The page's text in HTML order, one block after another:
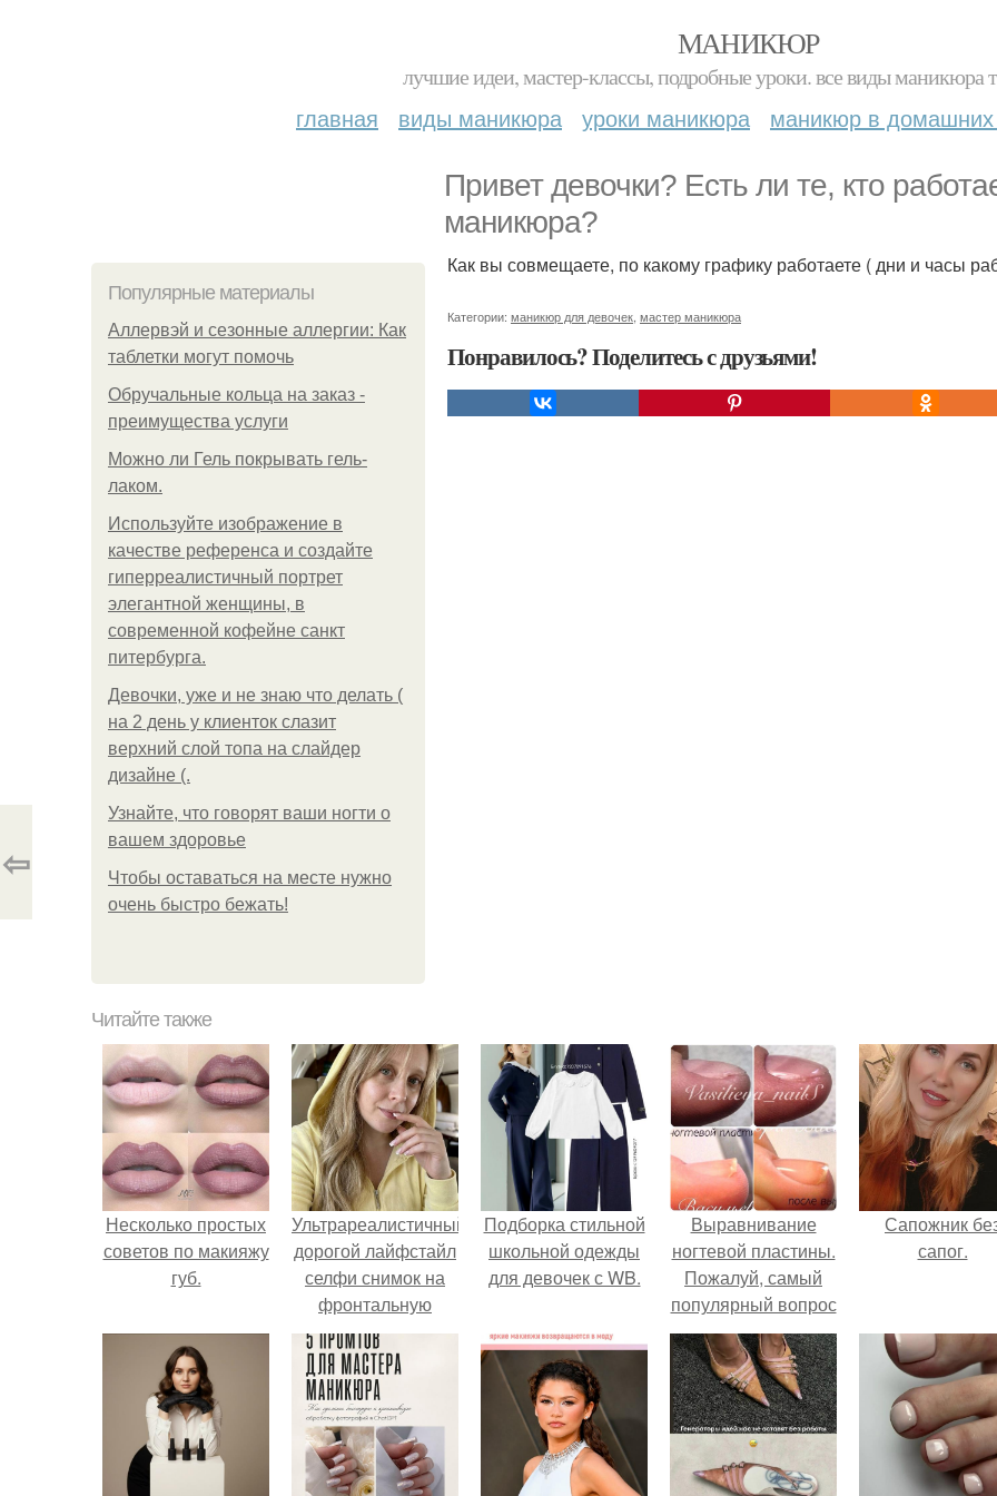
МАНИКЮР
лучшие идеи, мастер-классы, подробные уроки. все виды маникюра
главная виды маникюра уроки маникюра маникюр в домашних
Привет девочки? Есть ли те, кто
маникюра?
Популярные материалы
Аллервэй и сезонные аллергии: Как
таблетки могут помочь
Обручальные кольца на заказ -
преимущества услуги
Можно ли Гель покрывать гель-
лаком.
Используйте изображение в
качестве референса и создайте
гиперреалистичный портрет
элегантной женщины, в
современной кофейне санкт
питербурга.
Девочки, уже и не знаю что делать (
на 2 день у клиенток слазит
верхний слой топа на слайдер
дизайне (.
Узнайте, что говорят ваши ногти о
вашем здоровье
Чтобы оставаться на месте нужно
очень быстро бежать!
Как вы совмещаете, по какому графику работаете ( дни и часы
Категории: маникюр для девочек мастер маникюра
Понравилось? Поделитесь с друзьями!
⇦
Читайте также
Несколько простых
советов по макияжу
губ.
Ультрареалистичный
дорогой лайфстайл
селфи снимок на
фронтальную
камеру.
Подборка стильной
школьной одежды
для девочек с WB.
Выравнивание
ногтевой пластины.
Пожалуй, самый
популярный вопрос
среди клиентов:
"что такое
выравнивание
ногтевой пластины
и для чего это
нужно
Сапожник
сапог.